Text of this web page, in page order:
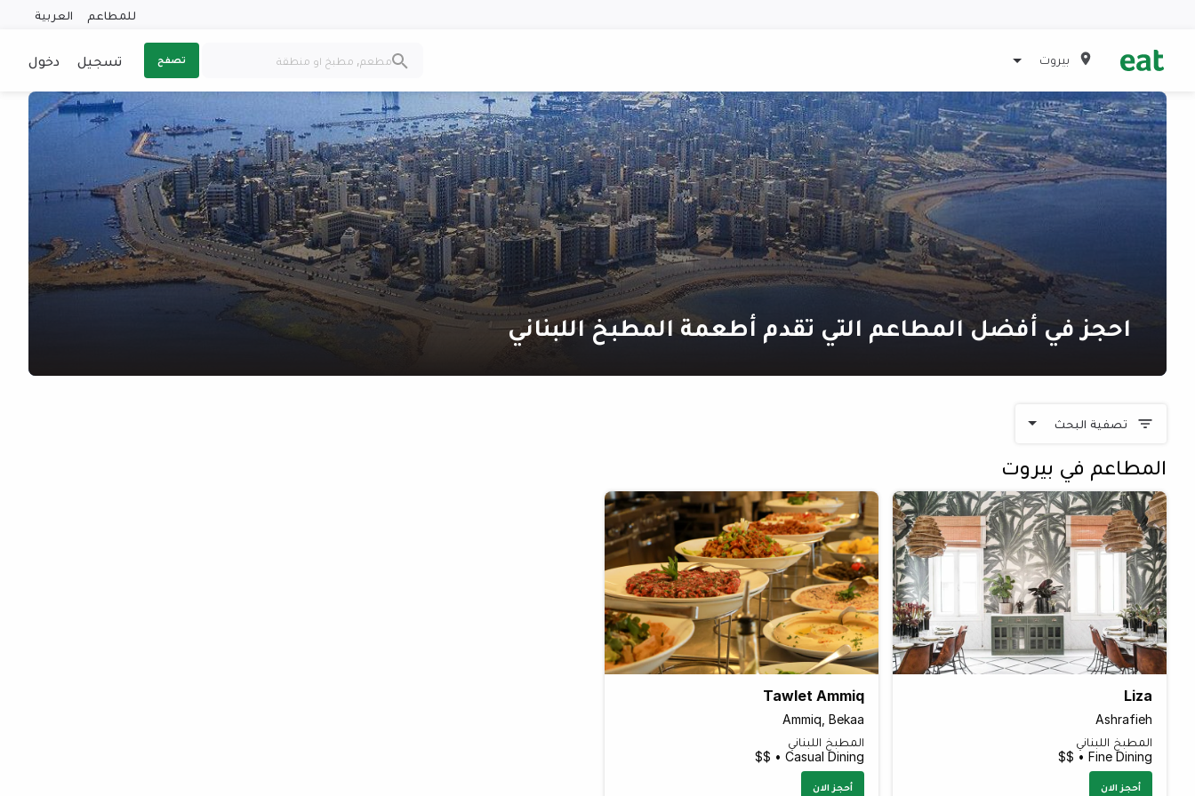
للمطاعم العربية
بيروت تصفح تسجيل دخول
احجز في أفضل المطاعم التي تقدم أطعمة المطبخ اللبناني
تصفية البحث
المطاعم في بيروت
Liza
Ashrafieh
المطبخ اللبناني
Fine Dining • $$
أحجز الان
Tawlet Ammiq
Ammiq, Bekaa
المطبخ اللبناني
Casual Dining • $$
أحجز الان